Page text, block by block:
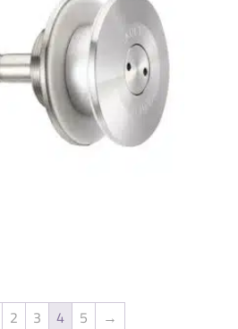
2 3 4 5 →